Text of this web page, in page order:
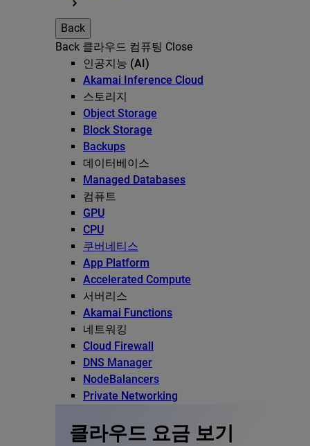
Back
Back 클라우드 컴퓨팅 Close
인공지능 (AI)
Akamai Inference Cloud
스토리지
Object Storage
Block Storage
Backups
데이터베이스
Managed Databases
컴퓨트
GPU
CPU
쿠버네티스
App Platform
Accelerated Compute
서버리스
Akamai Functions
네트워킹
Cloud Firewall
DNS Manager
NodeBalancers
Private Networking
클라우드 요금 보기